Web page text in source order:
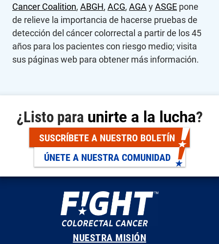
Cancer Coalition, ABGH, ACG, AGAyASGE pone
de relieve la importancia de hacerse pruebas de
detección del cáncer colorrectal a partir de los 45
años para los pacientes con riesgo medio; visita
sus páginas web para obtener más información.
¿Listo para unirte a la lucha?
SUSCRÍBETE A NUESTRO BOLETÍN
ÚNETE A NUESTRA COMUNIDAD
NUESTRA MISIÓN